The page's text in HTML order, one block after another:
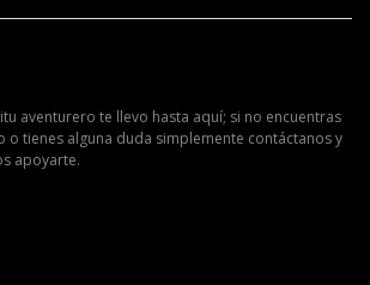
aventurero te llevo hasta aquí; si no encuentras
o tienes alguna duda simplemente contáctanos y
apoyarte.